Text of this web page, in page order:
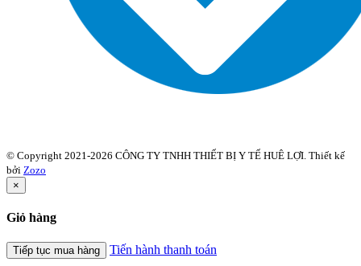
© Copyright 2021-2026 CÔNG TY TNHH THIẾT BỊ Y TẾ HUÊ LỢI. Thiết kế
bởi Zozo
×
Giỏ hàng
Tiếp tục mua hàng Tiến hành thanh toán